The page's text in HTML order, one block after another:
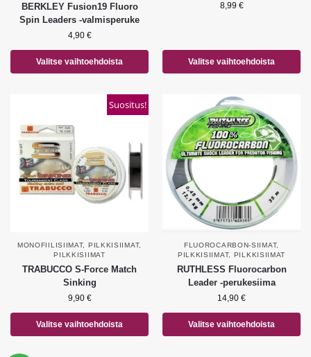
BERKLEY Fusion19 Fluoro
Spin Leaders -valmisperuke
4,90 €
Valitse vaihtoehdoista
8,99 €
Valitse vaihtoehdoista
Suositus!
MONOFIILISIIMAT, PILKKISIIMAT,
PILKKISIIMAT
TRABUCCO S-Force Match
Sinking
9,90 €
Valitse vaihtoehdoista
FLUOROCARBON-SIIMAT,
PILKKISIIMAT, PILKKISIIMAT
RUTHLESS Fluorocarbon
Leader -perukesiima
14,90 €
Valitse vaihtoehdoista